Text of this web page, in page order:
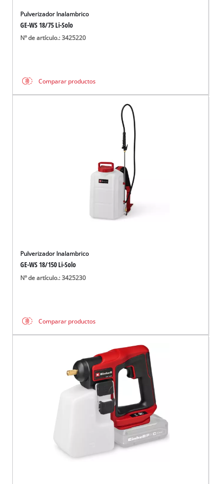
Pulverizador Inalambrico
GE-WS 18/75 Li-Solo
Nº de artículo.: 3425220
Comparar productos
Pulverizador Inalambrico
GE-WS 18/150 Li-Solo
Nº de artículo.: 3425230
Comparar productos